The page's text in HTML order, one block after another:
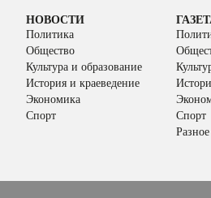
НОВОСТИ
Политика
Общество
Культура и образование
История и краеведение
Экономика
Спорт
Спорт
Разное